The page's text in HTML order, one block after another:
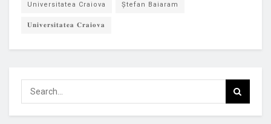
Universitatea Craiova Ștefan Baiaram
𝐔𝐧𝐢𝐯𝐞𝐫𝐬𝐢𝐭𝐚𝐭𝐞𝐚 𝐂𝐫𝐚𝐢𝐨𝐯𝐚